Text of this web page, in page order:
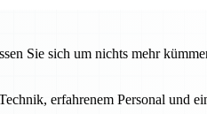
Sie sich um nichts mehr
erfahrenem Personal und